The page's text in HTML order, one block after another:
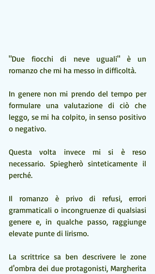
"Due fiocchi di neve uguali" è un
romanzo che mi ha messo in difficoltà.
In genere non mi prendo del tempo per
formulare una valutazione di ciò che
leggo, se mi ha colpito, in senso positivo
o negativo.
Questa volta invece mi si è reso
necessario. Spiegherò sinteticamente il
perché.
Il romanzo è privo di refusi, errori
grammaticali o incongruenze di qualsiasi
genere e, in qualche passo, raggiunge
elevate punte di lirismo.
La scrittrice sa ben descrivere le zone
d'ombra dei due protagonisti, Margherita